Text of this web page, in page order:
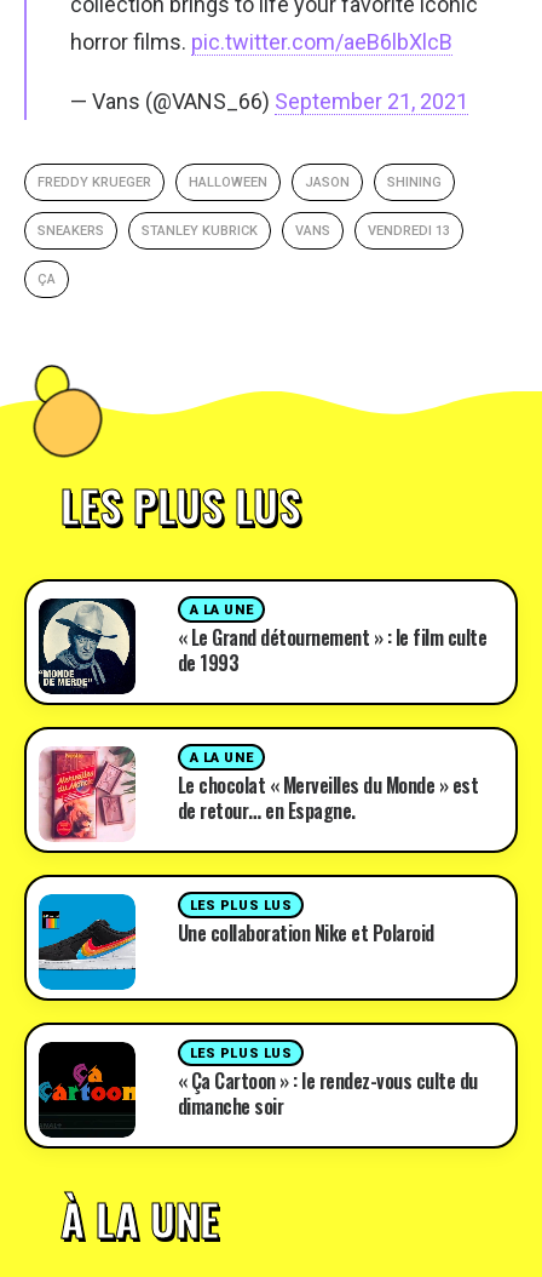
horror films. pic.twitter.com/aeB6lbXlcB
— Vans (@VANS_66) September 21, 2021
FREDDY KRUEGER HALLOWEEN JASON SHINING
SNEAKERS STANLEY KUBRICK VANS VENDREDI 13
ÇA
LES PLUS LUS
A LA UNE
« Le Grand détournement » : le film culte
de 1993
A LA UNE
Le chocolat « Merveilles du Monde » est
de retour… en Espagne.
LES PLUS LUS
Une collaboration Nike et Polaroid
LES PLUS LUS
« Ça Cartoon » : le rendez-vous culte du
dimanche soir
À LA UNE